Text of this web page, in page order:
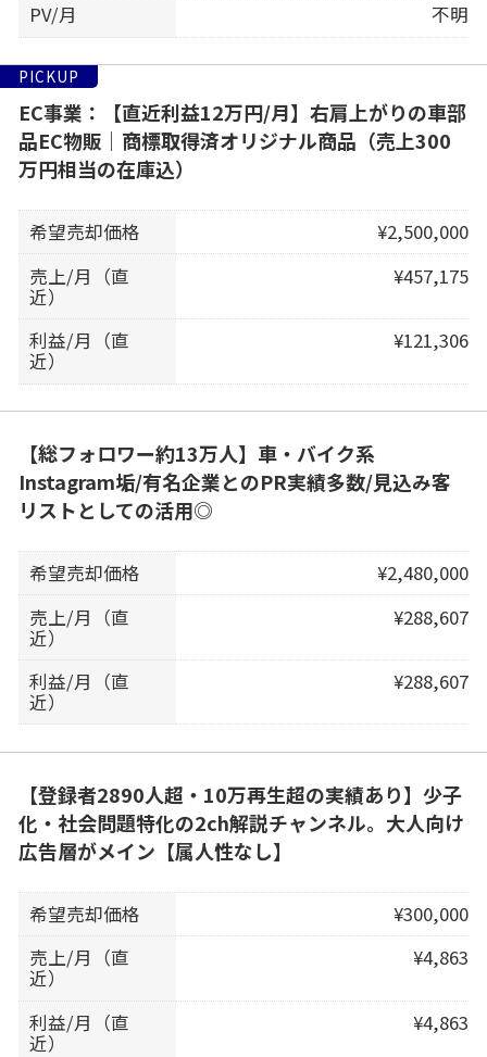
PV/月 不明
PICKUP
EC事業：【直近利益12万円/月】右肩上がりの車部
品EC物販｜商標取得済オリジナル商品（売上300
万円相当の在庫込）
希望売却価格
¥2,500,000
売上/月（直
近）
¥457,175
利益/月（直
近）
¥121,306
【総フォロワー約13万人】車・バイク系
Instagram垢/有名企業とのPR実績多数/見込み客
リストとしての活用◎
希望売却価格
¥2,480,000
売上/月（直
近）
¥288,607
利益/月（直
近）
¥288,607
【登録者2890人超・10万再生超の実績あり】少子
化・社会問題特化の2ch解説チャンネル。大人向け
広告層がメイン【属人性なし】
希望売却価格
¥300,000
売上/月（直
近）
¥4,863
利益/月（直
近）
¥4,863